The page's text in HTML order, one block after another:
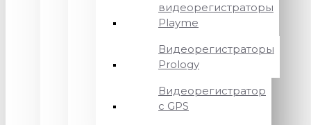
видеорегистраторы
Playme
Видеорегистраторы
Prology
Видеорегистратор
с GPS